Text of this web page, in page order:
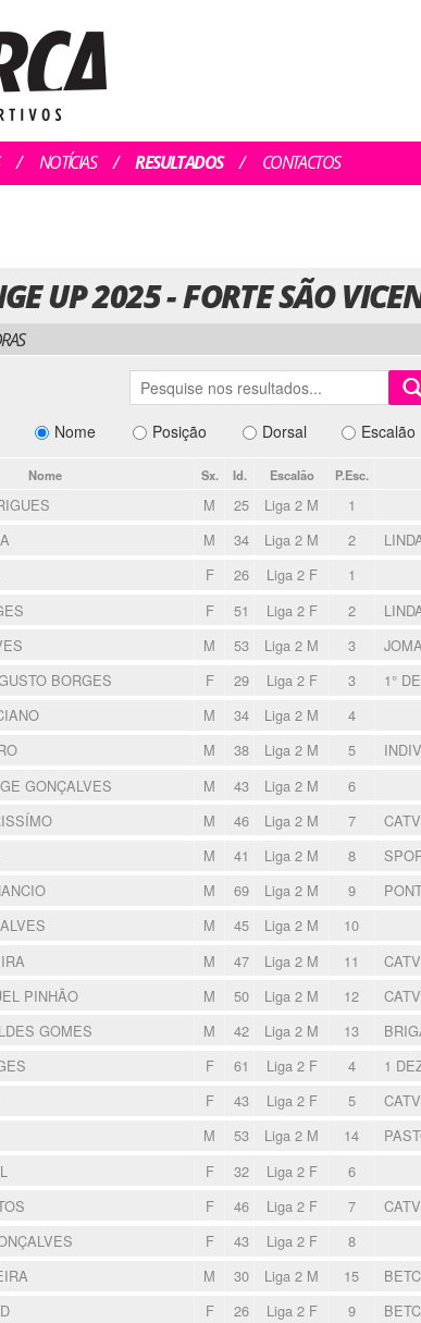
NOTÍCIAS RESULTADOS CONTACTOS
UP 2025 - FORTE SÃO
Nome Posição Dorsal Escalão
Nome Sx. Id. Escalão P.Esc.
M 25 Liga 2 M 1
M 34 Liga 2 M 2
F 26 Liga 2 F 1
F 51 Liga 2 F 2
M 53 Liga 2 M 3 JOMA
BORGES F 29 Liga 2 F 3 1°
M 34 Liga 2 M 4
M 38 Liga 2 M 5
GONÇALVES M 43 Liga 2 M 6
M 46 Liga 2 M 7
M 41 Liga 2 M 8
M 69 Liga 2 M 9
M 45 Liga 2 M 10
M 47 Liga 2 M 11
PINHÃO M 50 Liga 2 M 12
GOMES M 42 Liga 2 M 13
F 61 Liga 2 F 4 1
F 43 Liga 2 F 5
M 53 Liga 2 M 14
F 32 Liga 2 F 6
F 46 Liga 2 F 7
F 43 Liga 2 F 8
M 30 Liga 2 M 15
F 26 Liga 2 F 9